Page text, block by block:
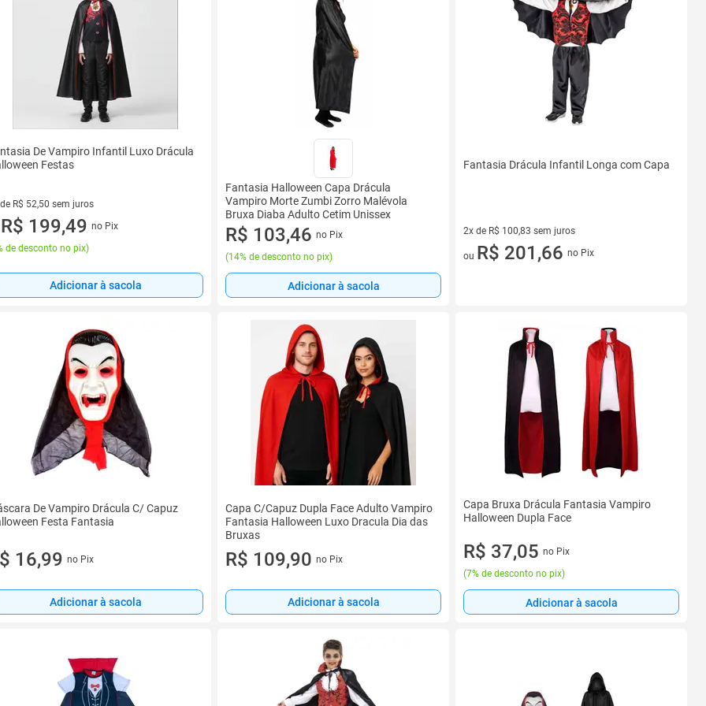
De Vampiro Infantil Luxo Drácula
Festas
R$ 52,50 sem juros
de R$ 52,50 sem juros
R$ 199,49 no Pix
de desconto no pix)
Adicionar à sacola
Fantasia Halloween Capa Drácula
Vampiro Morte Zumbi Zorro Malévola
Bruxa Diaba Adulto Cetim Unissex
R$ 103,46 no Pix
(14% de desconto no pix)
Adicionar à sacola
Fantasia Drácula Infantil Longa com Capa
2x de R$ 100,83 sem juros
2 vez de R$ 100,83 sem juros
ou R$ 201,66 no Pix
De Vampiro Drácula C/ Capuz
Festa Fantasia
16,99 no Pix
Adicionar à sacola
Capa C/Capuz Dupla Face Adulto Vampiro
Fantasia Halloween Luxo Dracula Dia das
Bruxas
R$ 109,90 no Pix
Adicionar à sacola
Capa Bruxa Drácula Fantasia Vampiro
Halloween Dupla Face
R$ 37,05 no Pix
(7% de desconto no pix)
Adicionar à sacola